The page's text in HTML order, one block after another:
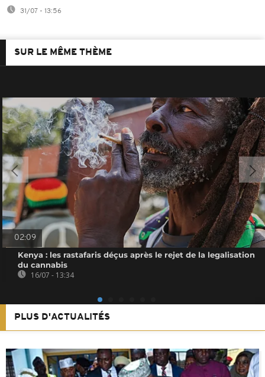
31/07 - 13:56
SUR LE MÊME THÈME
02:09
Kenya : les rastafaris déçus après le rejet de la legalisation
du cannabis
16/07 - 13:34
PLUS D'ACTUALITÉS